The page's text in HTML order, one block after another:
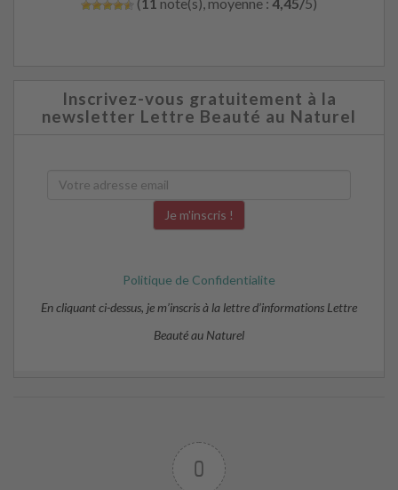
Inscrivez-vous gratuitement à la
newsletter Lettre Beauté au Naturel
Politique de Confidentialite
En cliquant ci-dessus, je m’inscris à la lettre d’informations Lettre
Beauté au Naturel
0